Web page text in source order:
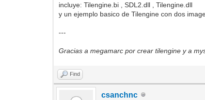
incluye: Tilengine.bi , SDL2.dll , Tilengine.dll
y un ejemplo basico de Tilengine con dos
---
Gracias a megamarc por crear tilengine y a
Find
csanchnc